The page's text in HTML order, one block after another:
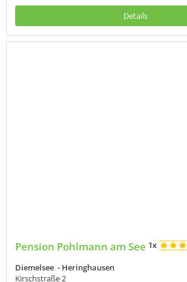
Details
Pension Pohlmann am See 1x
Diemelsee - Heringhausen
Kirschstraße 2